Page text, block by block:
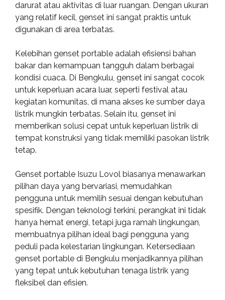
darurat atau aktivitas di luar ruangan. Dengan ukuran
yang relatif kecil, genset ini sangat praktis untuk
digunakan di area terbatas.
Kelebihan genset portable adalah efisiensi bahan
bakar dan kemampuan tangguh dalam berbagai
kondisi cuaca. Di Bengkulu, genset ini sangat cocok
untuk keperluan acara luar, seperti festival atau
kegiatan komunitas, di mana akses ke sumber daya
listrik mungkin terbatas. Selain itu, genset ini
memberikan solusi cepat untuk keperluan listrik di
tempat konstruksi yang tidak memiliki pasokan listrik
tetap.
Genset portable Isuzu Lovol biasanya menawarkan
pilihan daya yang bervariasi, memudahkan
pengguna untuk memilih sesuai dengan kebutuhan
spesifik. Dengan teknologi terkini, perangkat ini tidak
hanya hemat energi, tetapi juga ramah lingkungan,
membuatnya pilihan ideal bagi pengguna yang
peduli pada kelestarian lingkungan. Ketersediaan
genset portable di Bengkulu menjadikannya pilihan
yang tepat untuk kebutuhan tenaga listrik yang
fleksibel dan efisien.